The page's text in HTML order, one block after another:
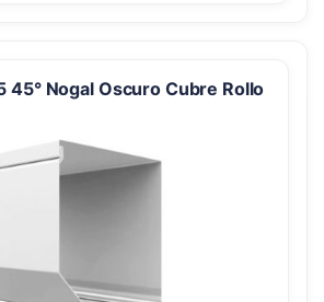
45° Nogal Oscuro Cubre Rollo